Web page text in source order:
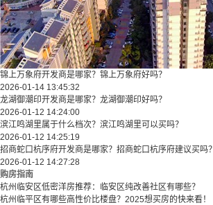
锦上万象府开发商是哪家？锦上万象府好吗？
2026-01-14 13:45:32
龙湖御潮印开发商是哪家？龙湖御潮印好吗？
2026-01-12 14:24:00
滨江鸣湖里属于什么档次？滨江鸣湖里可以买吗？
2026-01-12 14:25:19
招商蛇口杭序府开发商是哪家？招商蛇口杭序府建议买吗？
2026-01-12 14:27:28
购房指南
杭州临安区低密洋房推荐：临安区纯改善社区有哪些？
​​杭州临平区有哪些高性价比楼盘？2025想买房的快来看！​